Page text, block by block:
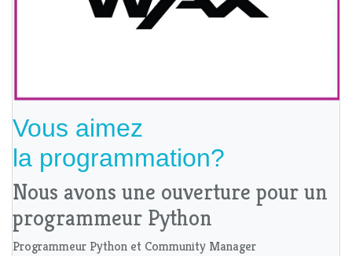
Vous aimez
la programmation?
Nous avons une ouverture pour un
programmeur Python
Programmeur Python et Community Manager